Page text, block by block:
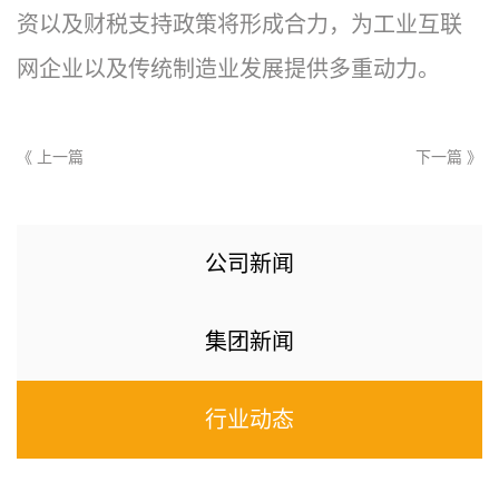
资以及财税支持政策将形成合力，为工业互联
网企业以及传统制造业发展提供多重动力。
《 上一篇 下一篇 》
公司新闻
集团新闻
行业动态